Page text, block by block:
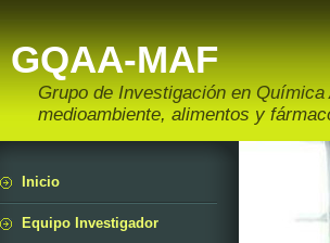
GQAA-MAF
Grupo de Investigación en
medioambiente, alimentos y
Inicio
Equipo Investigador